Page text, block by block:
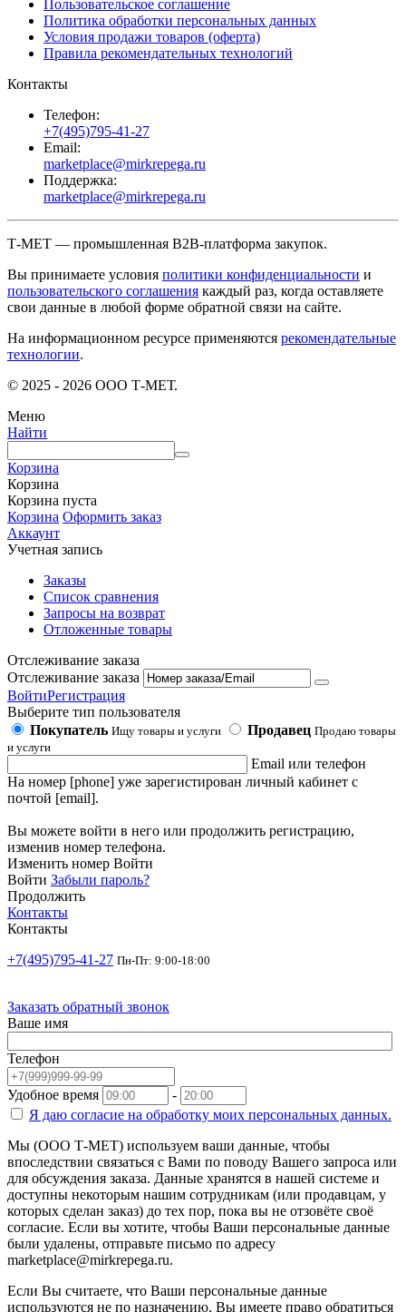
Пользовательское соглашение
Политика обработки персональных данных
Условия продажи товаров (оферта)
Правила рекомендательных технологий
Контакты
Телефон:
+7(495)795-41-27
Email:
marketplace@mirkrepega.ru
Поддержка:
marketplace@mirkrepega.ru
Т-МЕТ — промышленная B2B-платформа закупок.
Вы принимаете условия политики конфиденциальности и
пользовательского соглашения каждый раз, когда оставляете
свои данные в любой форме обратной связи на сайте.
На информационном ресурсе применяются рекомендательные
технологии.
© 2025 - 2026 ООО Т-МЕТ.
Меню
Найти
Корзина
Корзина
Корзина пуста
Корзина Оформить заказ
Аккаунт
Учетная запись
Заказы
Список сравнения
Запросы на возврат
Отложенные товары
Отслеживание заказа
Отслеживание заказа
ВойтиРегистрация
Выберите тип пользователя
Покупатель Ищу товары и услуги Продавец Продаю товары
и услуги
Email или телефон
На номер [phone] уже зарегистирован личный кабинет с
почтой [email].
Вы можете войти в него или продолжить регистрацию,
изменив номер телефона.
Изменить номер Войти
Войти Забыли пароль?
Продолжить
Контакты
Контакты
+7(495)795-41-27 Пн-Пт: 9:00-18:00
Заказать обратный звонок
Ваше имя
Телефон
Удобное время
-
Я даю согласие на обработку моих персональных данных.
Мы (ООО Т-МЕТ) используем ваши данные, чтобы
впоследствии связаться с Вами по поводу Вашего запроса или
для обсуждения заказа. Данные хранятся в нашей системе и
доступны некоторым нашим сотрудникам (или продавцам, у
которых сделан заказ) до тех пор, пока вы не отзовёте своё
согласие. Если вы хотите, чтобы Ваши персональные данные
были удалены, отправьте письмо по адресу
marketplace@mirkrepega.ru.
Если Вы считаете, что Ваши персональные данные
используются не по назначению, Вы имеете право обратиться